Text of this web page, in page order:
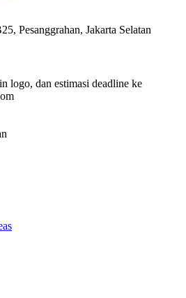
Pesanggrahan, Jakarta Selatan
logo, dan estimasi deadline ke